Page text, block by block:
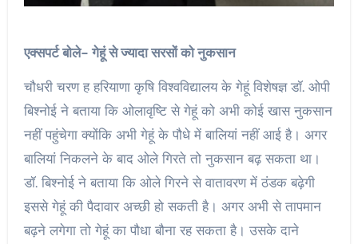
एक्सपर्ट बोले- गेहूं से ज्यादा सरसों को नुकसान
चौधरी चरण ह हरियाणा कृषि विश्वविद्यालय के गेहूं विशेषज्ञ डॉ. ओपी
बिश्नोई ने बताया कि ओलावृष्टि से गेहूं को अभी कोई खास नुकसान
नहीं पहुंचेगा क्योंकि अभी गेहूं के पौधे में बालियां नहीं आई है। अगर
बालियां निकलने के बाद ओले गिरते तो नुकसान बढ़ सकता था।
डॉ. बिश्नोई ने बताया कि ओले गिरने से वातावरण में ठंडक बढ़ेगी
इससे गेहूं की पैदावार अच्छी हो सकती है। अगर अभी से तापमान
बढ़ने लगेगा तो गेहूं का पौधा बौना रह सकता है। उसके दाने